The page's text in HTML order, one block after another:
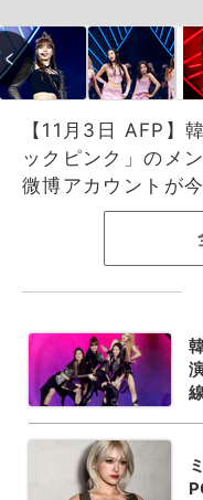
【11月3日 AFP】
ックピンク」のメ
微博アカウントが